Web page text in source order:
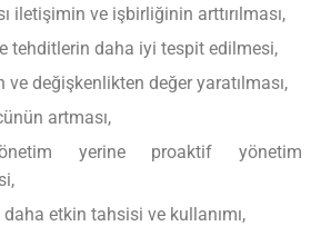
iletişimin ve işbirliğinin arttırılması,
tehditlerin daha iyi tespit edilmesi,
ve değişkenlikten değer yaratılması,
artması,
yerine proaktif yönetim
daha etkin tahsisi ve kullanımı,